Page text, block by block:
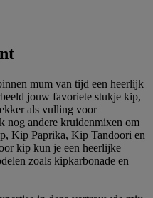
mum van tijd een heerlijk
jouw favoriete stukje kip,
als vulling voor
nog andere kruidenmixen om
Kip Paprika, Kip Tandoori en
kip kun je een heerlijke
zoals kipkarbonade en